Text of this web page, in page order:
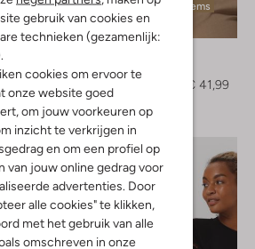
gebruik van cookies en
technieken (gezamenlijk:
cookies om ervoor te
onze website goed
om jouw voorkeuren op
inzicht te verkrijgen in
en om een profiel op
van jouw online gedrag voor
advertenties. Door
alle cookies" te klikken,
met het gebruik van alle
omschreven in onze
look
Laatste items
-30%
€ 41,99